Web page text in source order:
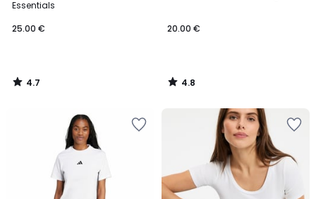
Essentials
25.00 €
4.7
/
20.00 €
4.8
/